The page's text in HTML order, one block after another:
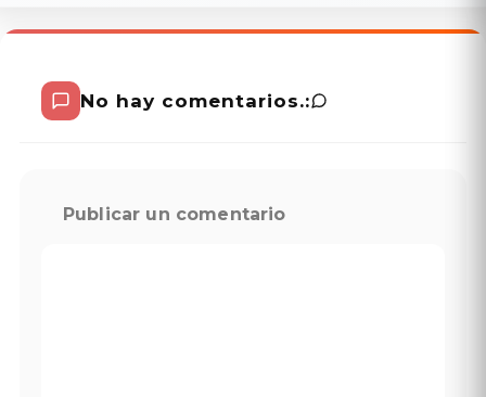
No hay comentarios.:
Publicar un comentario